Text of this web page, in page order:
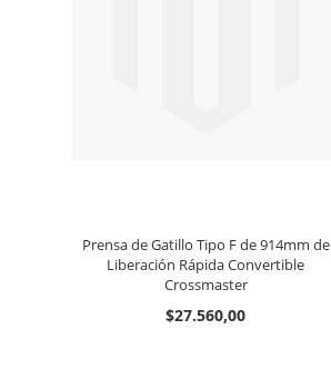
Prensa de Gatillo Tipo F de 914mm de
Liberación Rápida Convertible
Crossmaster
$27.560,00